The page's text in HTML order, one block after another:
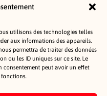
utilisons des technologies telles
aux informations des appareils.
permettra de traiter des données
ou les ID uniques sur ce site. Le
consentement peut avoir un effet